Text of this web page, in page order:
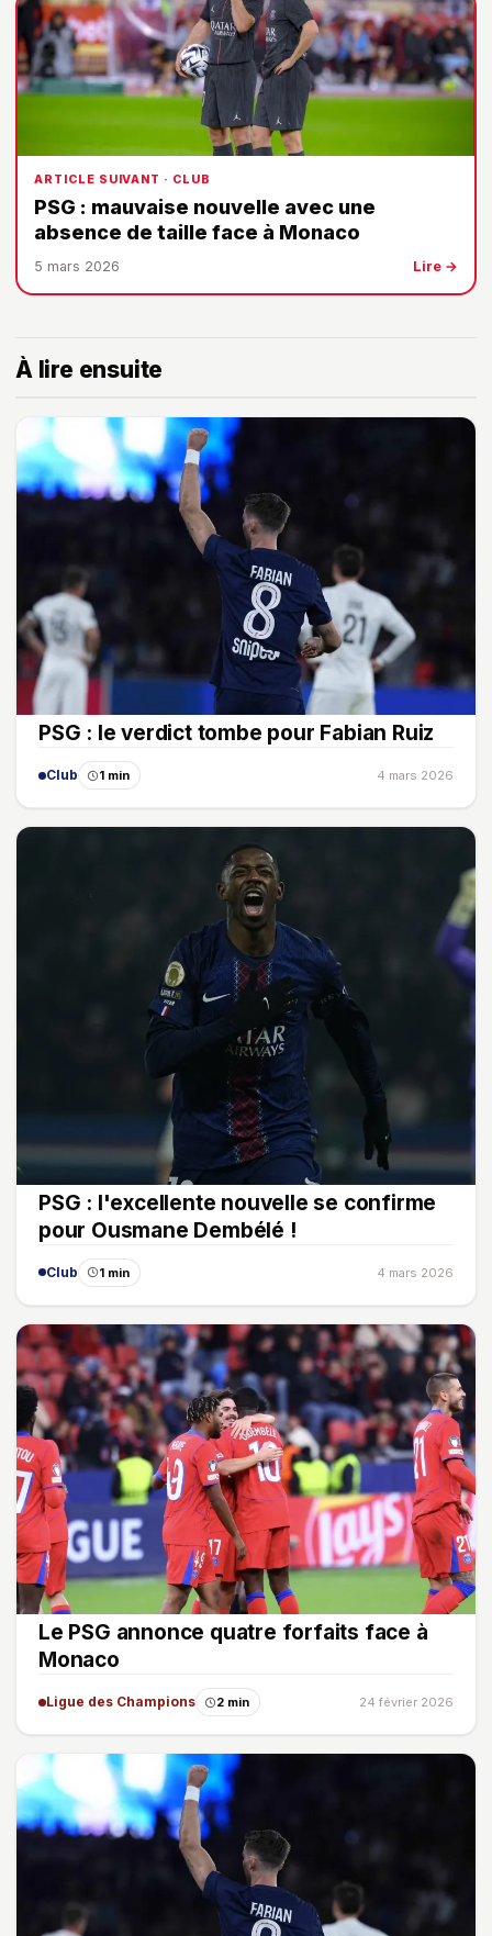
ARTICLE SUIVANT · CLUB
PSG : mauvaise nouvelle avec une
absence de taille face à Monaco
5 mars 2026 Lire →
À lire ensuite
PSG : le verdict tombe pour Fabian Ruiz
Club 1 min 4 mars 2026
PSG : l'excellente nouvelle se confirme
pour Ousmane Dembélé !
Club 1 min 4 mars 2026
Le PSG annonce quatre forfaits face à
Monaco
Ligue des Champions 2 min 24 février 2026